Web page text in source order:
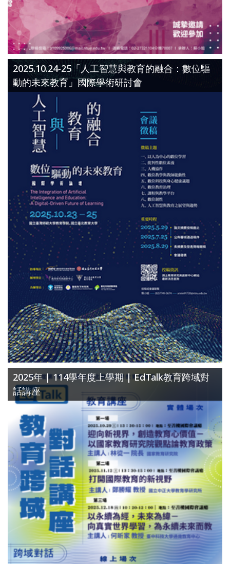
2025.10.24-25「人工智慧與教育的融合：數位驅
動的未來教育」國際學術研討會
2025年 | 114學年度上學期 | EdTalk教育跨域對
話講座